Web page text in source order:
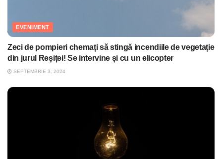
EVENIMENT
Zeci de pompieri chemați să stingă incendiile de vegetație
din jurul Reșiței! Se intervine și cu un elicopter
SEPTEMBRIE 3, 2024